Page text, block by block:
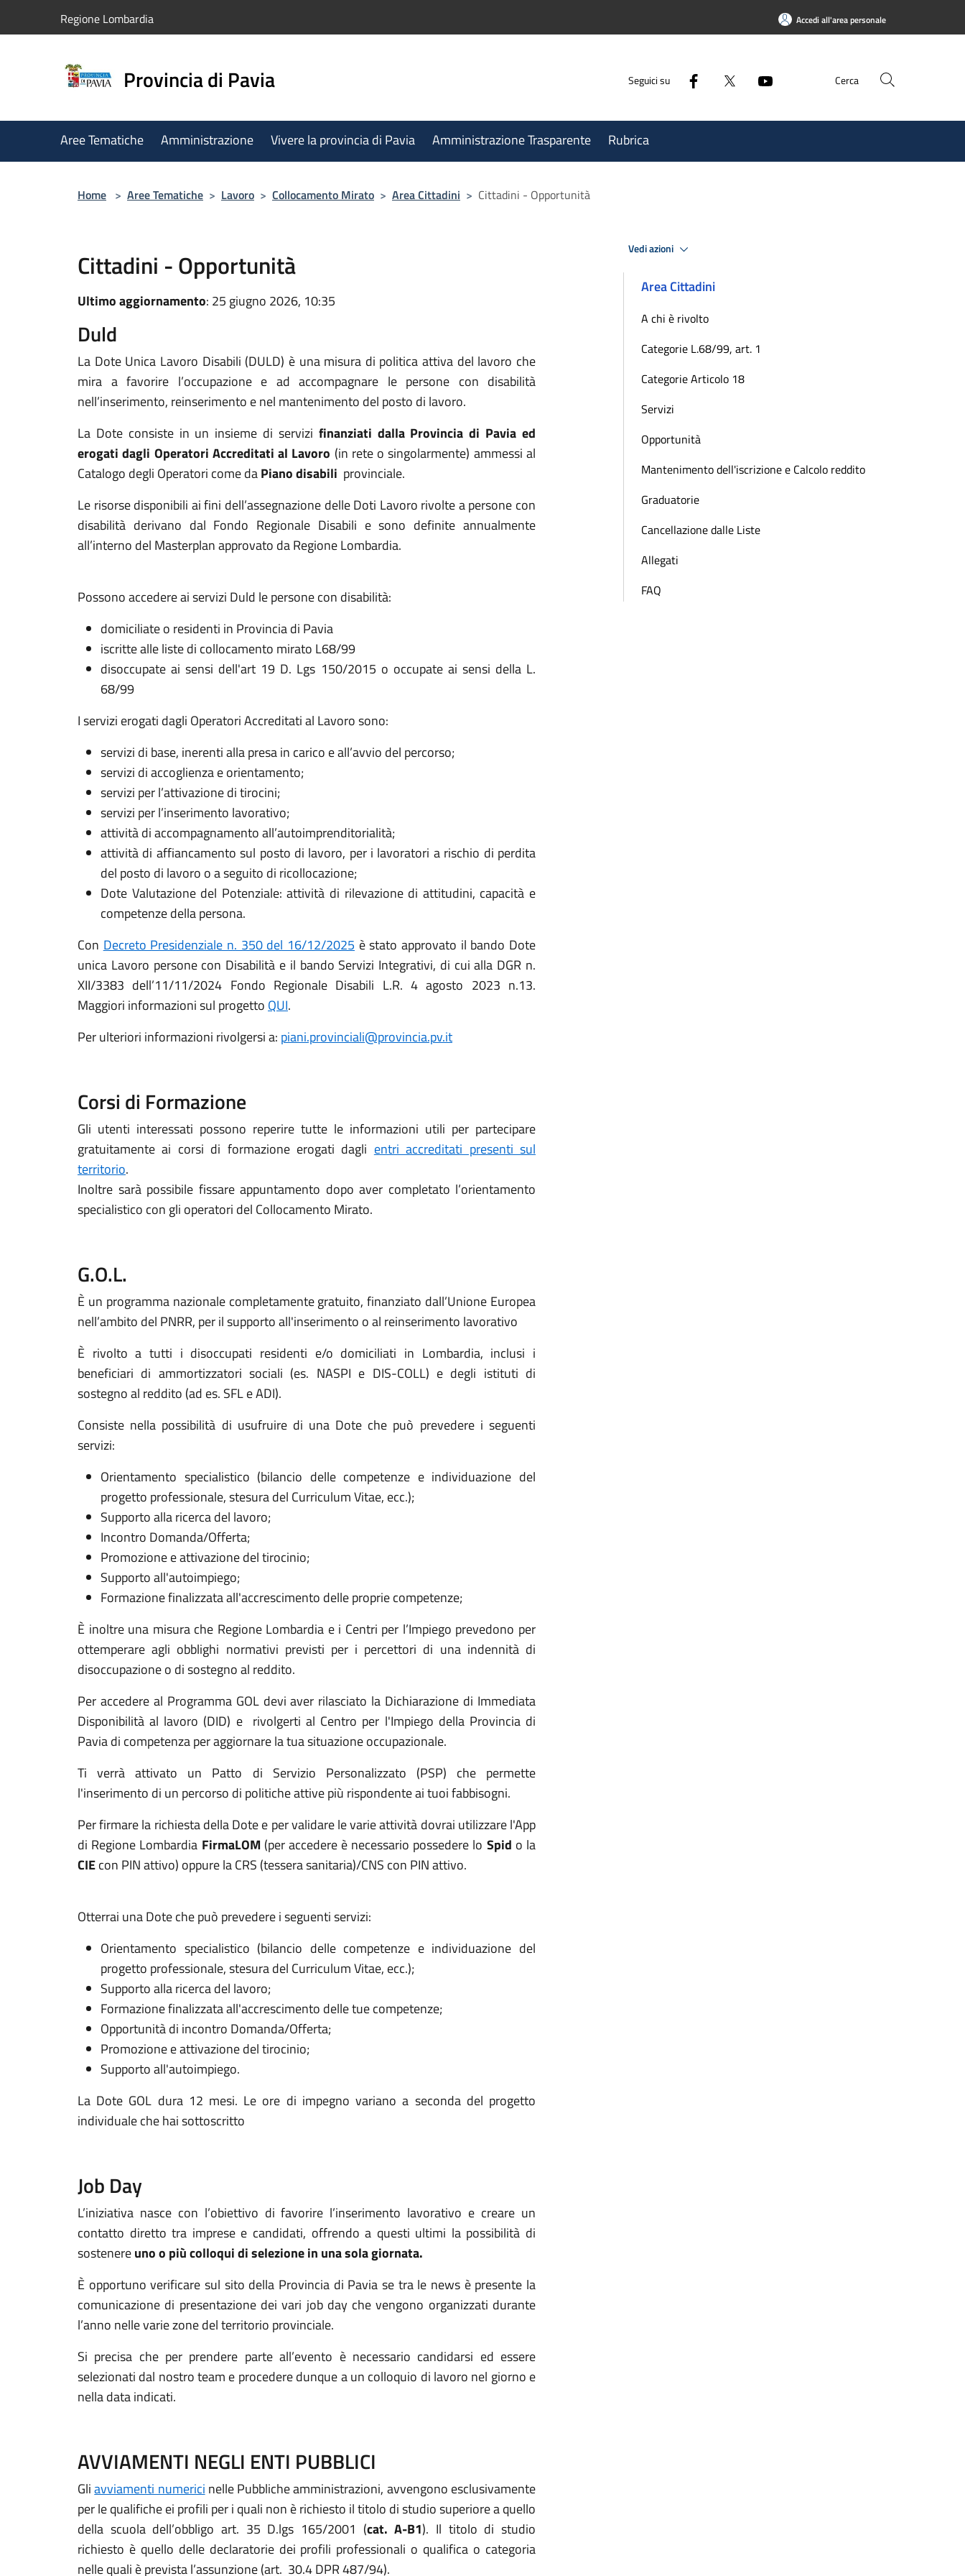
Regione Lombardia Accedi all'area personale
Provincia di Pavia Seguici su Cerca
Aree Tematiche Amministrazione Vivere la provincia di Pavia Amministrazione Trasparente Rubrica
Home > Aree Tematiche > Lavoro > Collocamento Mirato > Area Cittadini > Cittadini - Opportunità
Cittadini - Opportunità
Ultimo aggiornamento: 25 giugno 2026, 10:35
Duld
La Dote Unica Lavoro Disabili (DULD) è una misura di politica attiva del lavoro che
mira a favorire l’occupazione e ad accompagnare le persone con disabilità
nell’inserimento, reinserimento e nel mantenimento del posto di lavoro.
La Dote consiste in un insieme di servizi finanziati dalla Provincia di Pavia ed
erogati dagli Operatori Accreditati al Lavoro (in rete o singolarmente) ammessi al
Catalogo degli Operatori come daPiano disabili provinciale.
Le risorse disponibili ai fini dell’assegnazione delle Doti Lavoro rivolte a persone con
disabilità derivano dal Fondo Regionale Disabili e sono definite annualmente
all’interno del Masterplan approvato da Regione Lombardia.
Possono accedere ai servizi Duld le persone con disabilità:
domiciliate o residenti in Provincia di Pavia
iscritte alle liste di collocamento mirato L68/99
disoccupate ai sensi dell'art 19 D. Lgs 150/2015 o occupate ai sensi della L.
68/99
I servizi erogati dagli Operatori Accreditati al Lavoro sono:
servizi di base, inerenti alla presa in carico e all’avvio del percorso;
servizi di accoglienza e orientamento;
servizi per l’attivazione di tirocini;
servizi per l’inserimento lavorativo;
attività di accompagnamento all’autoimprenditorialità;
attività di affiancamento sul posto di lavoro, per i lavoratori a rischio di perdita
del posto di lavoro o a seguito di ricollocazione;
Dote Valutazione del Potenziale: attività di rilevazione di attitudini, capacità e
competenze della persona.
Con Decreto Presidenziale n. 350 del 16/12/2025 è stato approvato il bando Dote
unica Lavoro persone con Disabilità e il bando Servizi Integrativi, di cui alla DGR n.
XII/3383 dell’11/11/2024 Fondo Regionale Disabili L.R. 4 agosto 2023 n.13.
Maggiori informazioni sul progetto QUI.
Per ulteriori informazioni rivolgersi a: piani.provinciali@provincia.pv.it
Corsi di Formazione
Gli utenti interessati possono reperire tutte le informazioni utili per partecipare
gratuitamente ai corsi di formazione erogati dagli entri accreditati presenti sul
territorio.
Inoltre sarà possibile fissare appuntamento dopo aver completato l’orientamento
specialistico con gli operatori del Collocamento Mirato.
G.O.L.
È un programma nazionale completamente gratuito, finanziato dall’Unione Europea
nell’ambito del PNRR, per il supporto all'inserimento o al reinserimento lavorativo
È rivolto a tutti i disoccupati residenti e/o domiciliati in Lombardia, inclusi i
beneficiari di ammortizzatori sociali (es. NASPI e DIS-COLL) e degli istituti di
sostegno al reddito (ad es. SFL e ADI).
Consiste nella possibilità di usufruire di una Dote che può prevedere i seguenti
servizi:
Orientamento specialistico (bilancio delle competenze e individuazione del
progetto professionale, stesura del Curriculum Vitae, ecc.);
Supporto alla ricerca del lavoro;
Incontro Domanda/Offerta;
Promozione e attivazione del tirocinio;
Supporto all'autoimpiego;
Formazione finalizzata all'accrescimento delle proprie competenze;
È inoltre una misura che Regione Lombardia e i Centri per l’Impiego prevedono per
ottemperare agli obblighi normativi previsti per i percettori di una indennità di
disoccupazione o di sostegno al reddito.
Per accedere al Programma GOL devi aver rilasciato la Dichiarazione di Immediata
Disponibilità al lavoro (DID) e rivolgerti al Centro per l'Impiego della Provincia di
Pavia di competenza per aggiornare la tua situazione occupazionale.
Ti verrà attivato un Patto di Servizio Personalizzato (PSP) che permette
l'inserimento di un percorso di politiche attive più rispondente ai tuoi fabbisogni.
Per firmare la richiesta della Dote e per validare le varie attività dovrai utilizzare l'App
di Regione Lombardia FirmaLOM(per accedere è necessario possedere lo Spid o la
CIEcon PIN attivo) oppure la CRS (tessera sanitaria)/CNS con PIN attivo.
Otterrai una Dote che può prevedere i seguenti servizi:
Orientamento specialistico (bilancio delle competenze e individuazione del
progetto professionale, stesura del Curriculum Vitae, ecc.);
Supporto alla ricerca del lavoro;
Formazione finalizzata all'accrescimento delle tue competenze;
Opportunità di incontro Domanda/Offerta;
Promozione e attivazione del tirocinio;
Supporto all'autoimpiego.
La Dote GOL dura 12 mesi. Le ore di impegno variano a seconda del progetto
individuale che hai sottoscritto
Job Day
L’iniziativa nasce con l’obiettivo di favorire l’inserimento lavorativo e creare un
contatto diretto tra imprese e candidati, offrendo a questi ultimi la possibilità di
sostenereuno o più colloqui di selezione in una sola giornata.
È opportuno verificare sul sito della Provincia di Pavia se tra le news è presente la
comunicazione di presentazione dei vari job day che vengono organizzati durante
l’anno nelle varie zone del territorio provinciale.
Si precisa che per prendere parte all’evento è necessario candidarsi ed essere
selezionati dal nostro team e procedere dunque a un colloquio di lavoro nel giorno e
nella data indicati.
AVVIAMENTI NEGLI ENTI PUBBLICI
Gliavviamenti numerici nelle Pubbliche amministrazioni, avvengono esclusivamente
per le qualifiche ei profili per i quali non è richiesto il titolo di studio superiore a quello
della scuola dell’obbligo art. 35 D.lgs 165/2001 (cat. A-B1). Il titolo di studio
richiesto è quello delle declaratorie dei profili professionali o qualifica o categoria
nelle quali è prevista l’assunzione (art. 30.4 DPR 487/94).
Vedi azioni
Area Cittadini
A chi è rivolto
Categorie L.68/99, art. 1
Categorie Articolo 18
Servizi
Opportunità
Mantenimento dell'iscrizione e Calcolo reddito
Graduatorie
Cancellazione dalle Liste
Allegati
FAQ